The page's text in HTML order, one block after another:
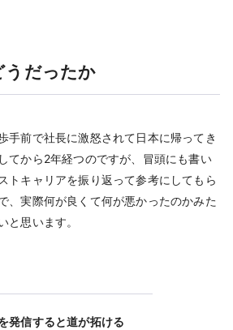
うだったか
手前で社長に激怒されて日本に帰ってき
てから2年経つのですが、冒頭にも書い
トキャリアを振り返って参考にしてもら
、実際何が良くて何が悪かったのかみた
と思います。
発信すると道が拓ける